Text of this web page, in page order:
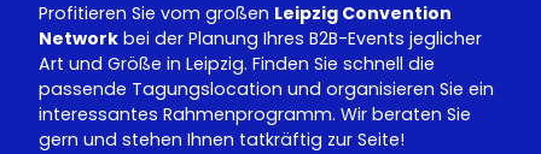
Profitieren Sie vom großen Leipzig Convention
Network bei der Planung Ihres B2B-Events jeglicher
Art und Größe in Leipzig. Finden Sie schnell die
passende Tagungslocation und organisieren Sie ein
interessantes Rahmenprogramm. Wir beraten Sie
gern und stehen Ihnen tatkräftig zur Seite!